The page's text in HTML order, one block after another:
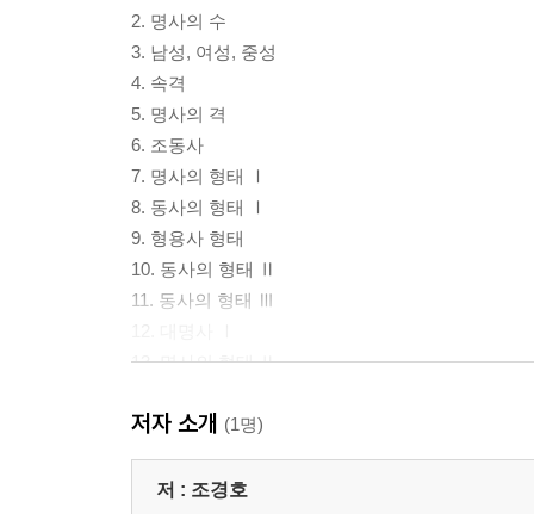
2. 명사의 수
3. 남성, 여성, 중성
4. 속격
5. 명사의 격
6. 조동사
7. 명사의 형태 Ⅰ
8. 동사의 형태 Ⅰ
9. 형용사 형태
10. 동사의 형태 Ⅱ
11. 동사의 형태 Ⅲ
13. 명사의 형태 Ⅱ
15. 동사의 형태 Ⅳ
16. 동사의 형태 Ⅴ
17. 디포넌트(Deponent) 동사
저자 소개 (1명)
저 : 조경호